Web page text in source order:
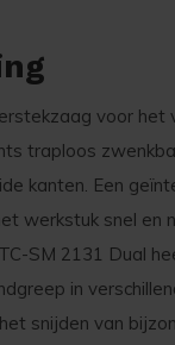
voor het
traploos
kanten. Een
werkstuk snel en
SM 2131 Dual
in
snijden van